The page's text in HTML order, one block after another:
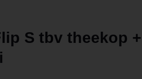
S tbv theekop